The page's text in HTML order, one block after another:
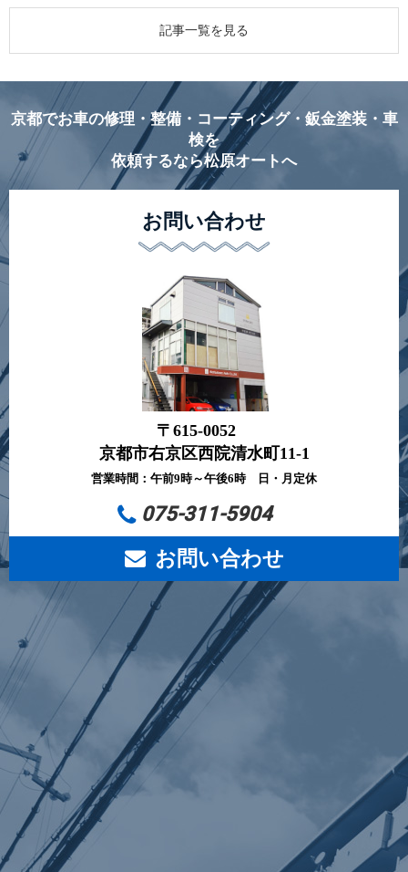
記事一覧を見る
京都でお車の修理・整備・コーティング・鈑金塗装・車
検を
依頼するなら松原オートへ
お問い合わせ
〒615-0052
京都市右京区西院清水町11-1
営業時間：午前9時～午後6時 日・月定休
075-311-5904
お問い合わせ